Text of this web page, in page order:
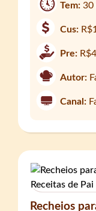
Tem:30
Cus:
Pre:
Autor:
Canal:
Recheios